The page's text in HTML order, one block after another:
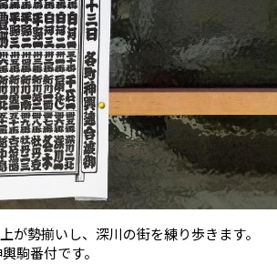
が勢揃いし、深川の街を練り歩きます。
駒番付です。